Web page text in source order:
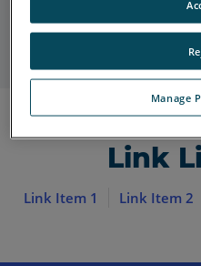
Link Item 1 Link Item 2
Link
Link Item 1 Link Item 2
Manage